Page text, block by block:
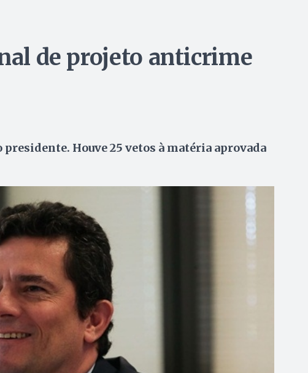
de projeto anticrime
Houve 25 vetos à matéria aprovada